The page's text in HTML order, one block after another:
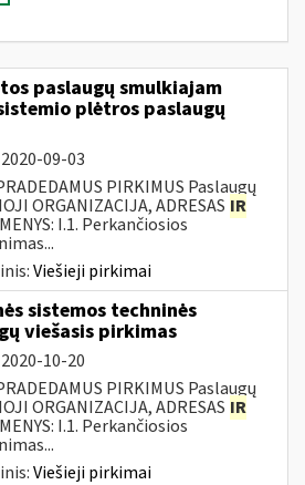
paslaugų smulkiajam
plėtros paslaugų
2020-09-03
PIRKIMUS Paslaugų
ORGANIZACIJA, ADRESAS IR
I.1. Perkančiosios
Viešieji pirkimai
sistemos techninės
viešasis pirkimas
2020-10-20
PIRKIMUS Paslaugų
ORGANIZACIJA, ADRESAS IR
I.1. Perkančiosios
Viešieji pirkimai